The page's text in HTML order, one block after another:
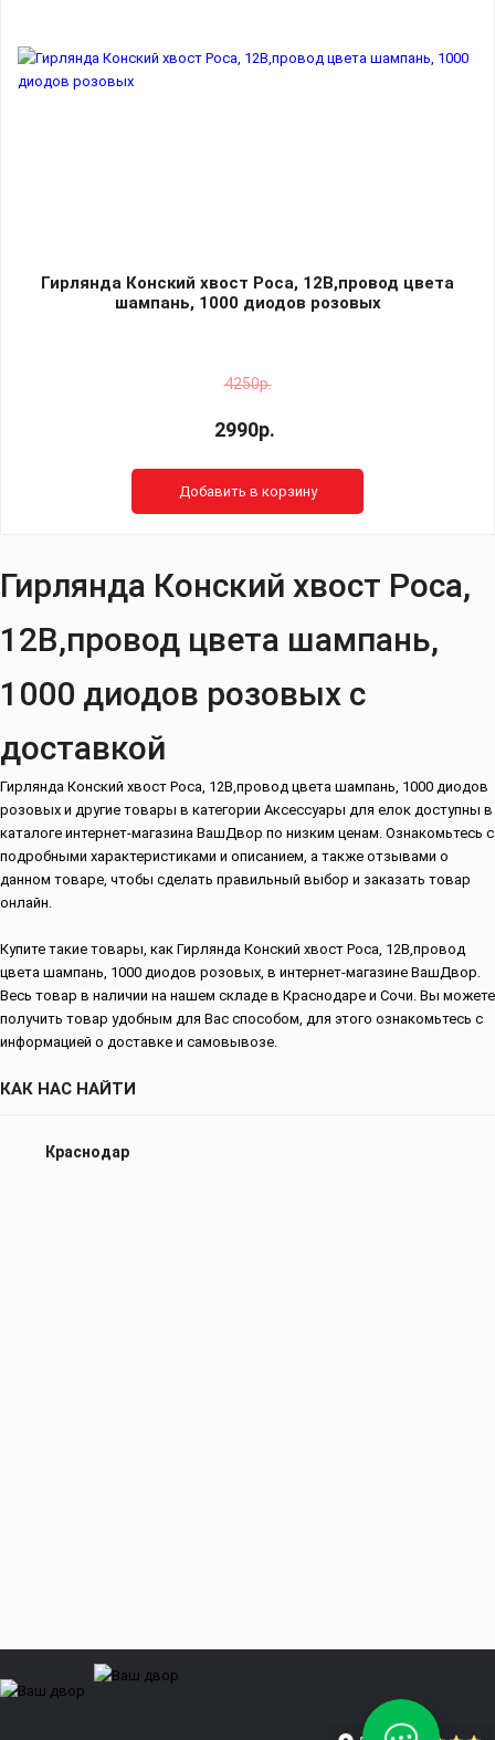
Гирлянда Конский хвост Роса, 12В,провод цвета
шампань, 1000 диодов розовых
4250р.
2990р.
Добавить в корзину
Гирлянда Конский хвост Роса,
12В,провод цвета шампань,
1000 диодов розовых с
доставкой
Гирлянда Конский хвост Роса, 12В,провод цвета шампань, 1000 диодов
розовых и другие товары в категории Аксессуары для елок доступны в
каталоге интернет-магазина ВашДвор по низким ценам. Ознакомьтесь с
подробными характеристиками и описанием, а также отзывами о
данном товаре, чтобы сделать правильный выбор и заказать товар
онлайн.
Купите такие товары, как Гирлянда Конский хвост Роса, 12В,провод
цвета шампань, 1000 диодов розовых, в интернет-магазине ВашДвор.
Весь товар в наличии на нашем складе в Краснодаре и Сочи. Вы можете
получить товар удобным для Вас способом, для этого ознакомьтесь с
информацией о доставке и самовывозе.
КАК НАС НАЙТИ
Краснодар